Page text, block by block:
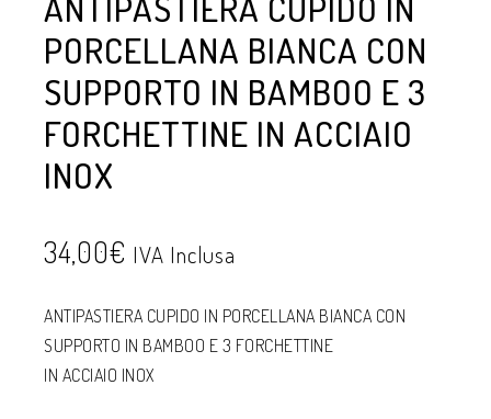
PORCELLANA BIANCA CON
SUPPORTO IN BAMBOO E 3
FORCHETTINE IN ACCIAIO
INOX
34,00€ IVA Inclusa
ANTIPASTIERA CUPIDO IN PORCELLANA BIANCA CON
SUPPORTO IN BAMBOO E 3 FORCHETTINE
IN ACCIAIO INOX